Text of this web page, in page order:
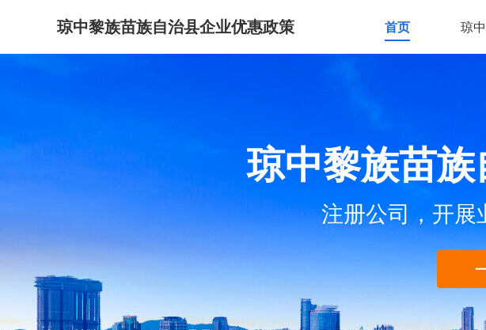
琼中黎族苗族自治县企业优惠政策 首页 琼
琼中黎族苗
注册公司，开展